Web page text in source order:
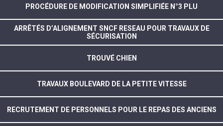
PROCÉDURE DE MODIFICATION SIMPLIFIÉE N°3 PLU
ARRÊTÉS D’ALIGNEMENT SNCF RESEAU POUR TRAVAUX DE
SÉCURISATION
TROUVÉ CHIEN
TRAVAUX BOULEVARD DE LA PETITE VITESSE
RECRUTEMENT DE PERSONNELS POUR LE REPAS DES ANCIENS